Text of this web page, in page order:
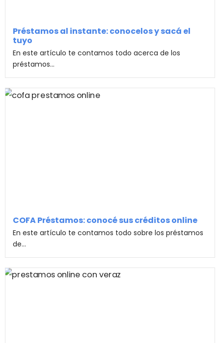
Préstamos al instante: conocelos y sacá el
tuyo
En este artículo te contamos todo acerca de los
préstamos...
COFA Préstamos: conocé sus créditos online
En este artículo te contamos todo sobre los préstamos
de...